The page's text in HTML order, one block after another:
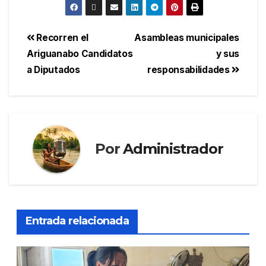
Asambleas municipales
y sus
responsabilidades
Recorren el
Ariguanabo Candidatos
a Diputados
PorAdministrador
Entrada relacionada